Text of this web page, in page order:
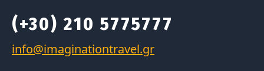
(+30) 210 5775777